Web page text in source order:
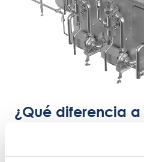
¿Qué diferencia a
La Cocina IF de OctoCore se